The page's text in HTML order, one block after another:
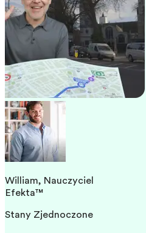
William, Nauczyciel
Efekta™
Stany Zjednoczone